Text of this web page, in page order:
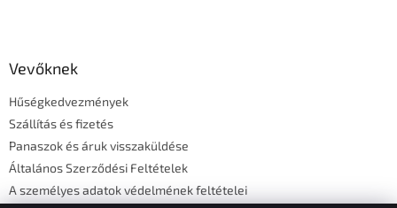
Vevőknek
Hűségkedvezmények
Szállítás és fizetés
Panaszok és áruk visszaküldése
Általános Szerződési Feltételek
A személyes adatok védelmének feltételei